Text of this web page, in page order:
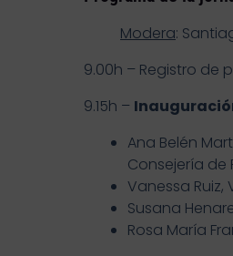
Modera:
9.00h – Registro de
9.15h –
Ana Belén
Consejería de
Vanessa Ruiz,
Susana
Rosa María